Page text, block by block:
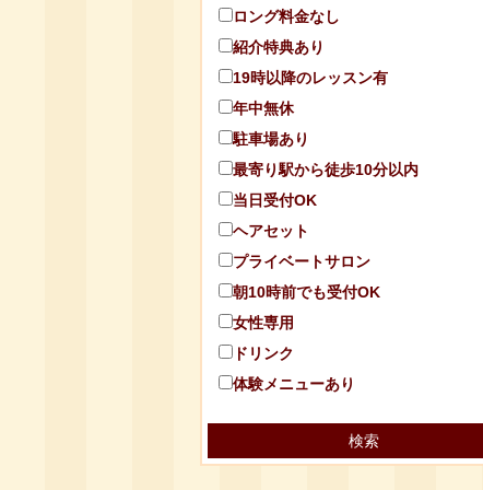
ロング料金なし
紹介特典あり
19時以降のレッスン有
年中無休
駐車場あり
最寄り駅から徒歩10分以内
当日受付OK
ヘアセット
プライベートサロン
朝10時前でも受付OK
女性専用
ドリンク
体験メニューあり